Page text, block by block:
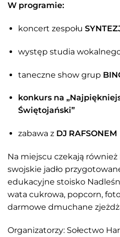
W programie:
koncert zespołu
występ studia
taneczne show grup
konkurs na
Świętojański”
zabawa z DJ RAFSONEM
Na miejscu czekają również
swojskie jadło
edukacyjne stoisko
wata cukrowa, popcorn,
darmowe dmuchane
Organizatorzy: Sołectwo